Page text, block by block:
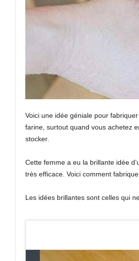
Voici une idée géniale pour
farine, surtout quand vous achetez
stocker.
Cette femme a eu la brillante idée
très efficace. Voici comment
Les idées brillantes sont celles qui